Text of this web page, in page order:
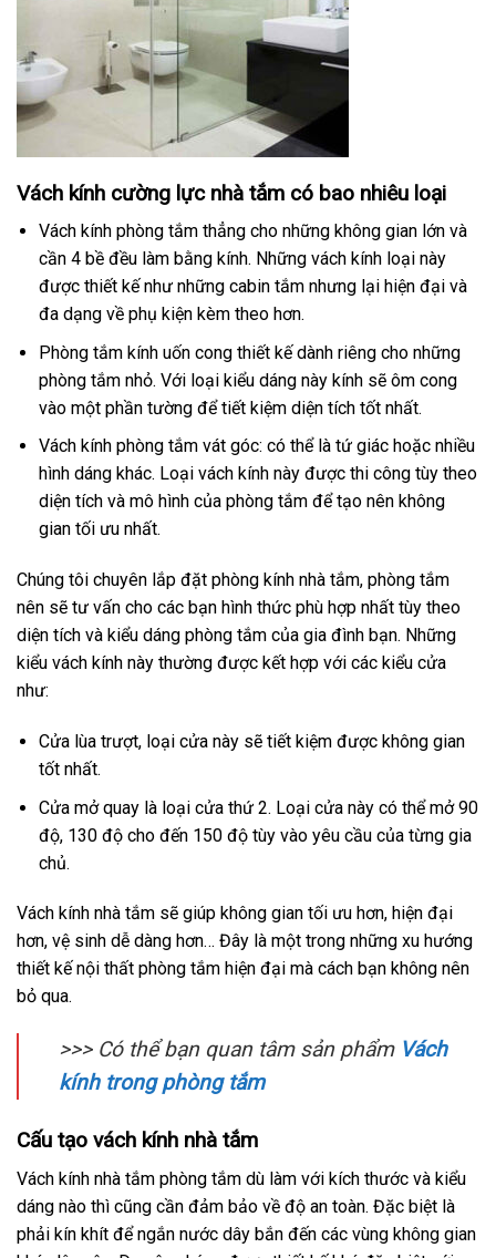
Vách kính cường lực nhà tắm có bao nhiêu loại
Vách kính phòng tắm thẳng cho những không gian lớn và
cần 4 bề đều làm bằng kính. Những vách kính loại này
được thiết kế như những cabin tắm nhưng lại hiện đại và
đa dạng về phụ kiện kèm theo hơn.
Phòng tắm kính uốn cong thiết kế dành riêng cho những
phòng tắm nhỏ. Với loại kiểu dáng này kính sẽ ôm cong
vào một phần tường để tiết kiệm diện tích tốt nhất.
Vách kính phòng tắm vát góc: có thể là tứ giác hoặc nhiều
hình dáng khác. Loại vách kính này được thi công tùy theo
diện tích và mô hình của phòng tắm để tạo nên không
gian tối ưu nhất.
Chúng tôi chuyên lắp đặt phòng kính nhà tắm, phòng tắm
nên sẽ tư vấn cho các bạn hình thức phù hợp nhất tùy theo
diện tích và kiểu dáng phòng tắm của gia đình bạn. Những
kiểu vách kính này thường được kết hợp với các kiểu cửa
như:
Cửa lùa trượt, loại cửa này sẽ tiết kiệm được không gian
tốt nhất.
Cửa mở quay là loại cửa thứ 2. Loại cửa này có thể mở 90
độ, 130 độ cho đến 150 độ tùy vào yêu cầu của từng gia
chủ.
Vách kính nhà tắm sẽ giúp không gian tối ưu hơn, hiện đại
hơn, vệ sinh dễ dàng hơn… Đây là một trong những xu hướng
thiết kế nội thất phòng tắm hiện đại mà cách bạn không nên
bỏ qua.
>>> Có thể bạn quan tâm sản phẩm Vách
kính trong phòng tắm
Cấu tạo vách kính nhà tắm
Vách kính nhà tắm phòng tắm dù làm với kích thước và kiểu
dáng nào thì cũng cần đảm bảo về độ an toàn. Đặc biệt là
phải kín khít để ngắn nước dây bắn đến các vùng không gian